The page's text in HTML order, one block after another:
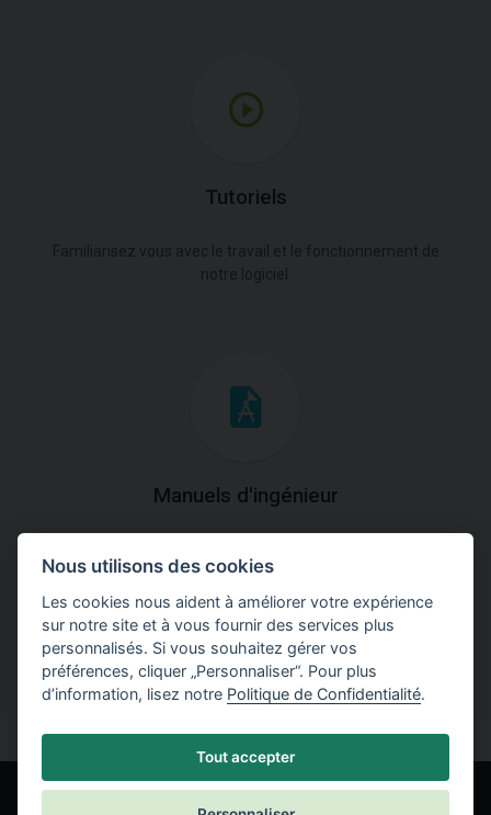
Tutoriels
Familiarisez vous avec le travail et le fonctionnement de
notre logiciel.
Manuels d'ingénieur
théoriques et pratiques du fonctionnement des
programmes.
Nous utilisons des cookies
Les cookies nous aident à améliorer votre expérience
sur notre site et à vous fournir des services plus
personnalisés. Si vous souhaitez gérer vos
préférences, cliquer „Personnaliser“. Pour plus
d’information, lisez notre Politique de Confidentialité.
Tout accepter